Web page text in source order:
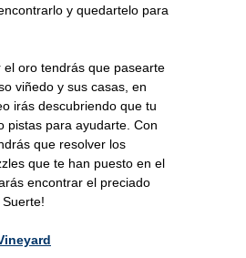
y quedartelo para
el oro tendrás que pasearte
viñedo y sus casas, en
irás descubriendo que tu
pistas para ayudarte. Con
que resolver los
que te han puesto en el
encontrar el preciado